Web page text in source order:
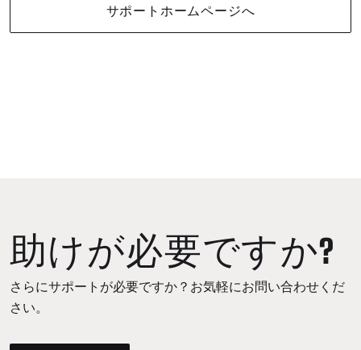
サポートホームページへ
助けが必要ですか?
さらにサポートが必要ですか？お気軽にお問い合わせくだ
さい。